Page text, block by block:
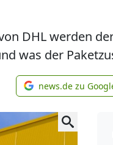
DHL werden
was der
news.de zu